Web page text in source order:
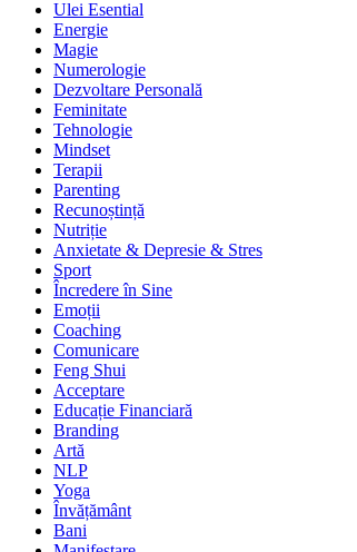
Ulei Esential
Energie
Magie
Numerologie
Dezvoltare Personală
Feminitate
Tehnologie
Mindset
Terapii
Parenting
Recunoștință
Nutriție
Anxietate & Depresie & Stres
Sport
Încredere în Sine
Emoții
Coaching
Comunicare
Feng Shui
Acceptare
Educație Financiară
Branding
Artă
NLP
Yoga
Învățământ
Bani